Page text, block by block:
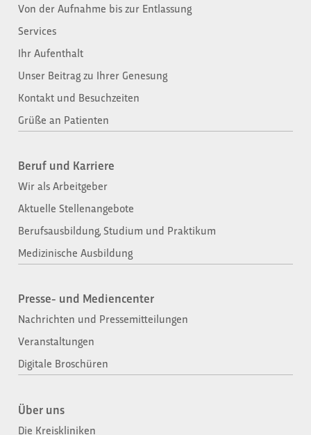
Von der Aufnahme bis zur Entlassung​
Services
Ihr Aufenthalt
Unser Beitrag zu Ihrer Genesung
Kontakt und Besuchzeiten
Grüße an Patienten
Beruf und Karriere
Wir als Arbeitgeber
Aktuelle Stellenangebote
Berufsausbildung, Studium und Praktikum
Medizinische Ausbildung
Presse- und Mediencenter
Nachrichten und Pressemitteilungen
Veranstaltungen
Digitale Broschüren
Über uns
Die Kreiskliniken